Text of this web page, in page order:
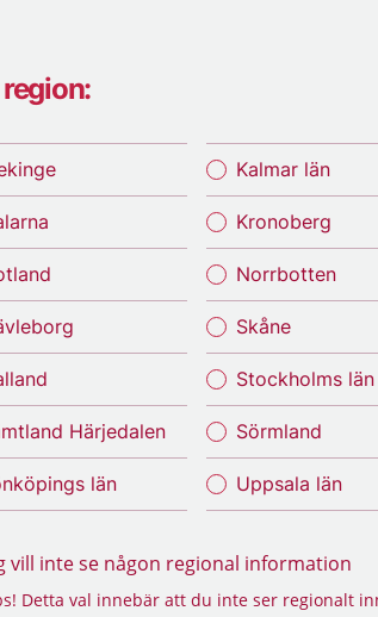
Härjedalen
län
Kalmar län
Kronoberg
Norrbotten
Skåne
Stockholms län
Sörmland
Uppsala län
vill inte se någon regional information
Detta val innebär att du inte ser regionalt